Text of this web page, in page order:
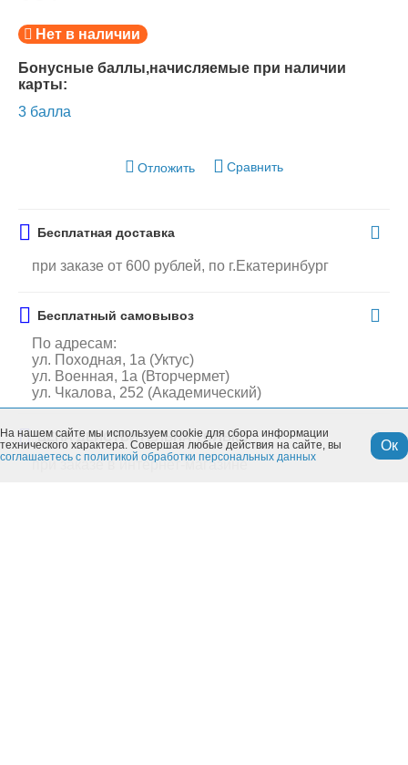
Нет в наличии
Бонусные баллы,начисляемые при наличии
карты:
3 балла
Отложить Сравнить
Бесплатная доставка
при заказе от 600 рублей, по г.Екатеринбург
Бесплатный самовывоз
По адресам:
ул. Походная, 1а (Уктус)
ул. Военная, 1а (Вторчермет)
ул. Чкалова, 252 (Академический)
ЦЕНА ДЕЙСТВИТЕЛЬНА ТОЛЬКО
при заказе в интернет-магазине
На нашем сайте мы используем cookie для сбора информации
технического характера. Совершая любые действия на сайте, вы
соглашаетесь с политикой обработки персональных данных
Ок